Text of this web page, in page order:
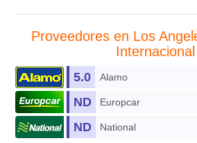
Proveedores en Los
Internacional
Alamo
5.0
Europcar
ND
National
ND